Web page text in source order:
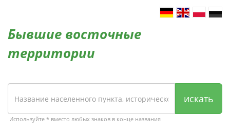
Бывшие восточные
территории
искать
Используйте * вместо любых знаков в конце названия